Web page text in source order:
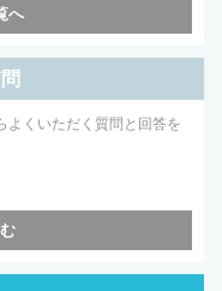
へ
よくいただく質問と回答を